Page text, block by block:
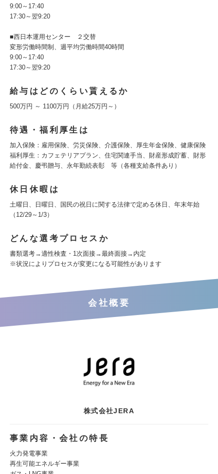
9:00～17:40
17:30～翌9:20
■西日本運用センター ２交替
変形労働時間制、週平均労働時間40時間
9:00～17:40
17:30～翌9:20
給与はどのくらい貰えるか
500万円 ～ 1100万円（月給25万円～）
待遇・福利厚生は
加入保険：雇用保険、労災保険、介護保険、厚生年金保険、健康保険
福利厚生：カフェテリアプラン、住宅関連手当、財産形成貯蓄、財形
給付金、慶弔贈与、永年勤続表彰 等（各種支給条件あり）
休日休暇は
土曜日、日曜日、国民の祝日に関する法律で定める休日、年末年始
（12/29～1/3）
どんな選考プロセスか
書類選考→適性検査・1次面接→最終面接→内定
※状況によりプロセスが変更になる可能性があります
会社概要
株式会社JERA
事業内容・会社の特長
火力発電事業
再生可能エネルギー事業